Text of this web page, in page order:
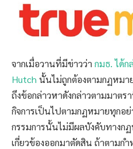
จากเมื่อวานที่มีข่าวว่า กมธ. ได้ก
Hutch นั้นไม่ถูกต้องตามกฏหมา
ถึงข้อกล่าวหาดังกล่าวตามมาตร
กิจการเป็นไปตามกฏหมายทุกอย่
กรรมการนั้นไม่มีผลบังคับทางก
เกี่ยวข้องออกมาตัดสิน ถ้าตามก